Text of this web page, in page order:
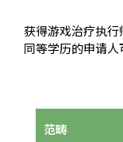
获得游戏治疗执
同等学历的申请人
范畴